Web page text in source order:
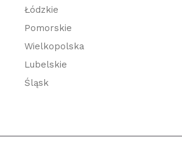
Łódzkie
Pomorskie
Wielkopolska
Lubelskie
Śląsk